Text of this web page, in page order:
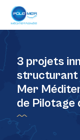
3 projets
structurant
Mer
de Pilotage
Panneau de gestion des